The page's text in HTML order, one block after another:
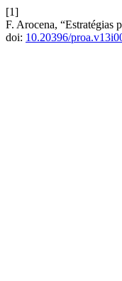
[1]
F. Arocena, “Estratégias
doi: 10.20396/